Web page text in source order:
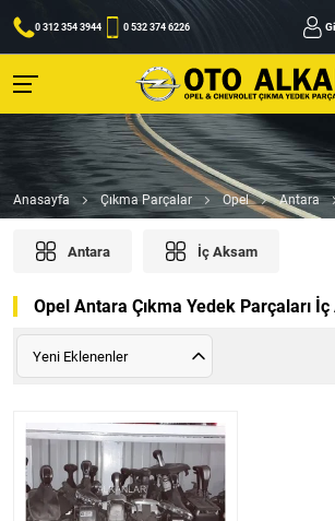
0 312 354 3944 0 532 374 6226
Anasayfa Çıkma Parçalar Opel Antara
Antara İç Aksam
Opel Antara Çıkma Yedek Parçaları
Yeni Eklenenler